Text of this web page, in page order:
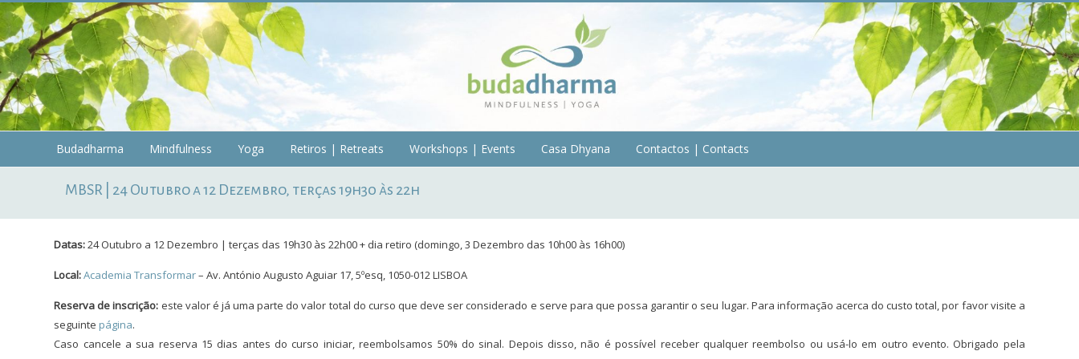
Skip
to
content
Budadharma
Budadharma Mindfulness Yoga Retiros | Retreats Workshops | Events Casa Dhyana Contactos | Contacts
MBSR | 24 Outubro a 12 Dezembro, terças 19h30 às 22h
Datas:24 Outubro a 12 Dezembro | terças das 19h30 às 22h00 + dia retiro (domingo, 3 Dezembro das 10h00 às 16h00)
Local:Academia Transformar– Av. António Augusto Aguiar 17, 5ºesq, 1050-012 LISBOA
Reserva de inscrição: este valor é já uma parte do valor total do curso que deve ser considerado e serve para que possa garantir o seu lugar. Para informação acerca do custo total, por favor visite a
seguinte página.
Caso cancele a sua reserva 15 dias antes do curso iniciar, reembolsamos 50% do sinal. Depois disso, não é possível receber qualquer reembolso ou usá-lo em outro evento. Obrigado pela